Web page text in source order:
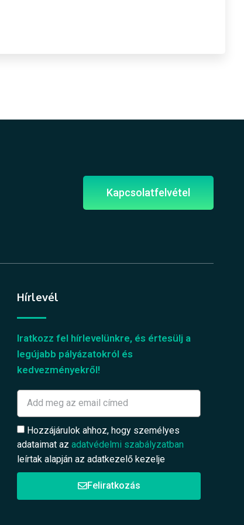
Kapcsolatfelvétel
Hírlevél
Iratkozz fel hírlevelünkre, és értesülj a
legújabb pályázatokról és
kedvezményekről!
Hozzájárulok ahhoz, hogy személyes
adataimat az adatvédelmi szabályzatban
leírtak alapján az adatkezelő kezelje
Feliratkozás